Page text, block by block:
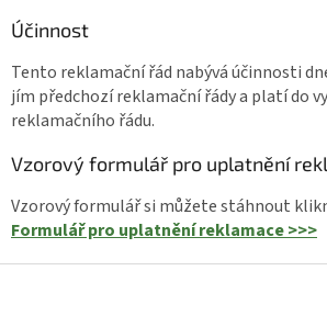
Účinnost
Tento reklamační řád nabývá účinnosti
jím předchozí reklamační řády a platí do
reklamačního řádu.
Vzorový formulář pro uplatnění
Vzorový formulář si můžete stáhnout
Formulář pro uplatnění reklamace >>>